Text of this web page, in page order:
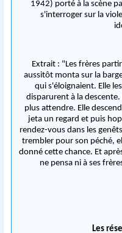
1942) porté à la scène
s'interroger sur la
Extrait : "Les frères
aussitôt monta sur la
qui s'éloignaient. Elle
disparurent à la
plus attendre. Elle
jeta un regard et puis
rendez-vous dans les
trembler pour son péché,
donné cette chance. Et
ne pensa ni à ses
Les